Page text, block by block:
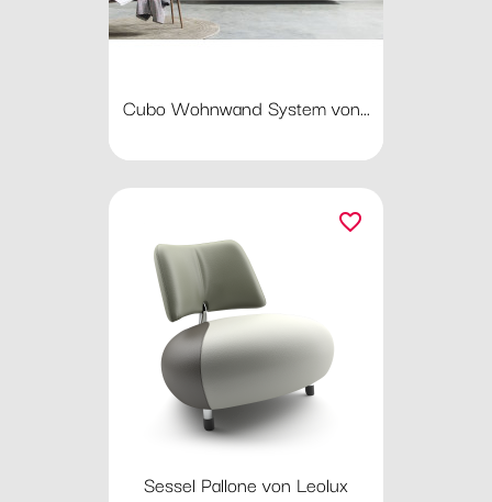
Cubo Wohnwand System von...
Sessel Pallone von Leolux
favorite_border